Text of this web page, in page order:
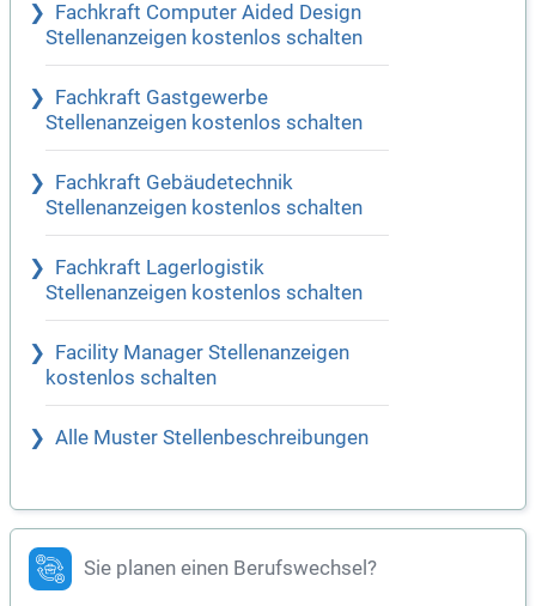
Fachkraft Computer Aided Design
Stellenanzeigen kostenlos schalten
Fachkraft Gastgewerbe
Stellenanzeigen kostenlos schalten
Fachkraft Gebäudetechnik
Stellenanzeigen kostenlos schalten
Fachkraft Lagerlogistik
Stellenanzeigen kostenlos schalten
Facility Manager Stellenanzeigen
kostenlos schalten
Alle Muster Stellenbeschreibungen
Sie planen einen Berufswechsel?